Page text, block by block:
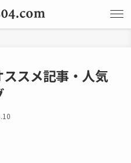
スメ記事・人気